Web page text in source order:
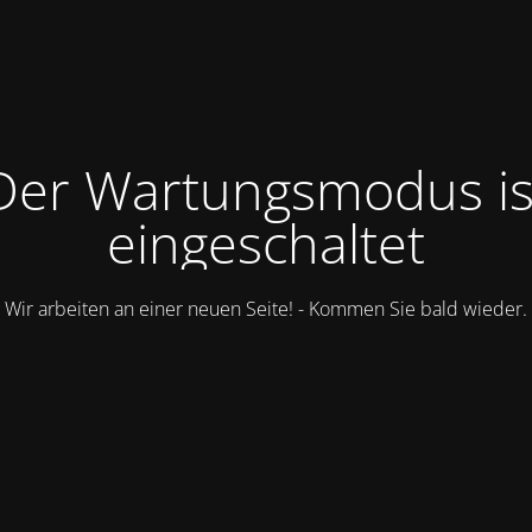
Wartungsmodus
eingeschaltet
Wir arbeiten an einer neuen Seite! - Kommen Sie bald wieder.